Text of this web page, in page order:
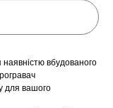
наявністю вбудованого
для вашого